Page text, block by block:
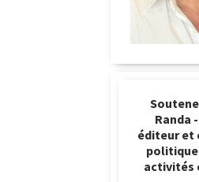
Randa
éditeur et
politique
activités